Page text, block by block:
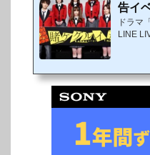
2」も若
大きな
者・河
告イ
ドラマ
LINE
透）に
で絶賛
ン）」
oにて3
る。「